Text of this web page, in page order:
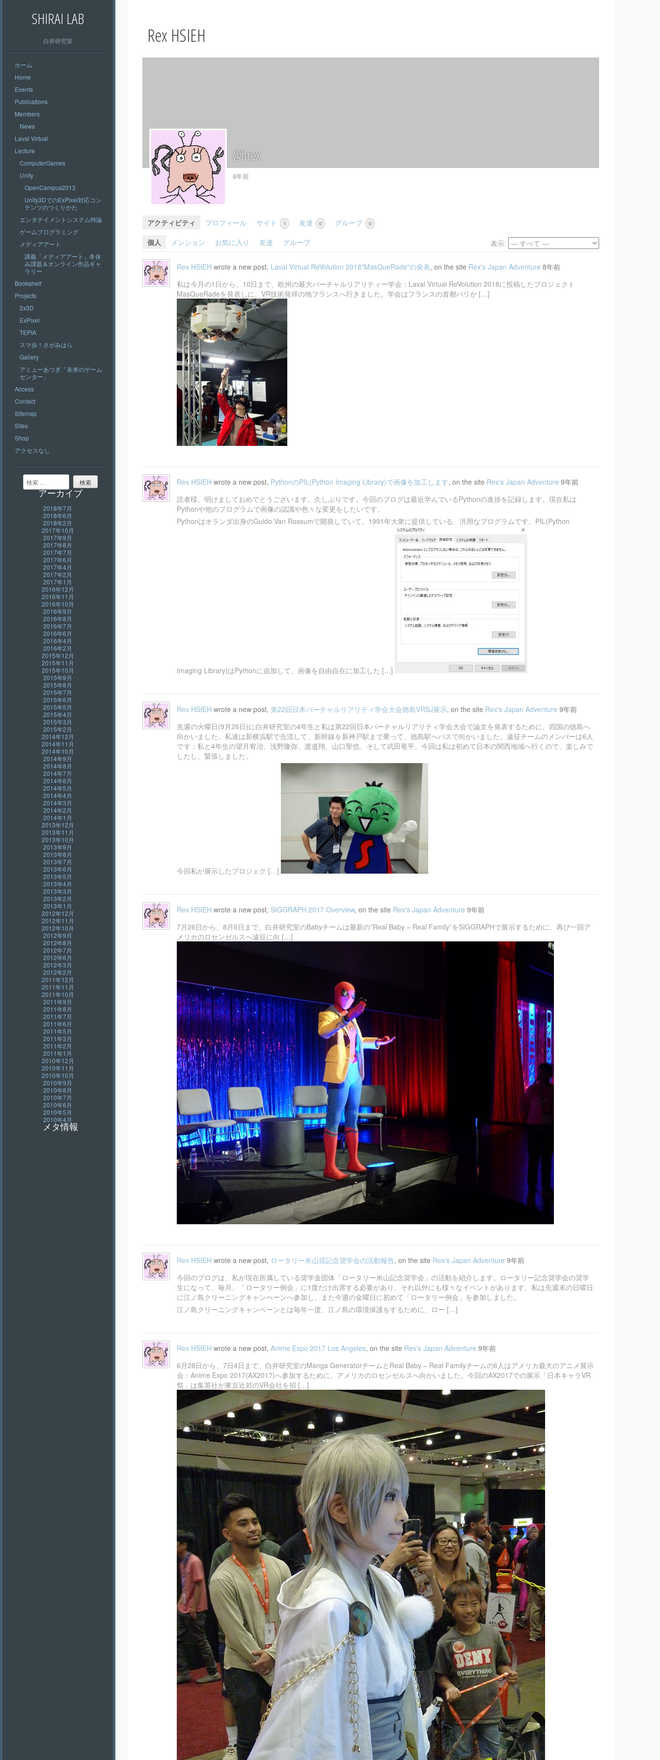
SHIRAI LAB
白井研究室
ホーム
Home
Events
Publications
Members
News
Laval Virtual
Lecture
ComputerGames
Unity
OpenCampus2013
Unity3DでのExPixel対応コン
テンツのつくりかた
エンタテイメントシステム特論
ゲームプログラミング
メディアアート
講義「メディアアート」冬休
み課題＆オンライン作品ギャ
ラリー
Bookshelf
Projects
2x3D
ExPixel
TEPIA
スマ歩！さがみはら
Gallery
アミューあつぎ「未来のゲーム
センター」
Access
Contact
Sitemap
Sites
Shop
アクセスなし
検索
アーカイブ
2018年7月
2018年6月
2018年2月
2017年10月
2017年9月
2017年8月
2017年7月
2017年6月
2017年4月
2017年2月
2017年1月
2016年12月
2016年11月
2016年10月
2016年9月
2016年8月
2016年7月
2016年6月
2016年4月
2016年2月
2015年12月
2015年11月
2015年10月
2015年9月
2015年8月
2015年7月
2015年6月
2015年5月
2015年4月
2015年3月
2015年2月
2014年12月
2014年11月
2014年10月
2014年9月
2014年8月
2014年7月
2014年6月
2014年5月
2014年4月
2014年3月
2014年2月
2014年1月
2013年12月
2013年11月
2013年10月
2013年9月
2013年8月
2013年7月
2013年6月
2013年5月
2013年4月
2013年3月
2013年2月
2013年1月
2012年12月
2012年11月
2012年10月
2012年9月
2012年8月
2012年7月
2012年6月
2012年3月
2012年2月
2011年12月
2011年11月
2011年10月
2011年9月
2011年8月
2011年7月
2011年6月
2011年5月
2011年3月
2011年2月
2011年1月
2010年12月
2010年11月
2010年10月
2010年9月
2010年8月
2010年7月
2010年6月
2010年5月
2010年4月
メタ情報
Rex HSIEH
@hrex
8年前
アクティビティ プロフィール サイト 1 友達 0 グループ 0
個人 メンション お気に入り 友達 グループ 表示:
Rex HSIEH wrote a new post, Laval Virtual ReVolution 2018"MasQueRade"の発表, on the site Rex's Japan Adventure 8年前
私は今月の1日から、10日まで、欧州の最大バーチャルリアリティー学会：Laval Virtual ReVolution 2018に投稿したプロジェクト
MasQueRadeを発表しに、VR技術発祥の地フランスへ行きました。学会はフランスの首都パリか […]
Rex HSIEH wrote a new post, PythonのPIL(Python Imaging Library)で画像を加工します, on the site Rex's Japan Adventure 9年前
読者様、明けましておめでとうございます。久しぶりです。今回のブログは最近学んでいるPythonの進捗を記録します。現在私は
Pythonや他のプログラムで画像の認識や色々な変更をしたいです。
Pythonはオランダ出身のGuido Van Rossumで開発していて、1991年大衆に提供している、汎用なプログラムです。PIL(Python
Imaging Library)はPythonに追加して、画像を自由自在に加工した […]
Rex HSIEH wrote a new post, 第22回日本バーチャルリアリティ学会大会徳島VRSJ展示, on the site Rex's Japan Adventure 9年前
先週の火曜日(9月26日)に白井研究室の4年生と私は第22回日本バーチャルリアリティ学会大会で論文を発表するために、四国の徳島へ
向かいました。私達は新横浜駅で合流して、新幹線を新神戸駅まで乗って、徳島駅へバスで向かいました。遠征チームのメンバーは6人
です：私と4年生の望月宥冶、浅野隆弥、渡邉翔、山口聖也、そして武田竜平。今回は私は初めて日本の関西地域へ行くので、楽しみで
したし、緊張しました。
今回私が展示したプロジェク […]
Rex HSIEH wrote a new post, SIGGRAPH 2017 Overview, on the site Rex's Japan Adventure 9年前
7月26日から、8月6日まで、白井研究室のBabyチームは最新の”Real Baby – Real Family”をSIGGRAPHで展示するために、再び一回ア
メリカのロセンゼルスへ遠征に向 […]
Rex HSIEH wrote a new post, ロータリー米山奨記念奨学会の活動報告, on the site Rex's Japan Adventure 9年前
今回のブログは、私が現在所属している奨学金団体「ロータリー米山記念奨学会」の活動を紹介します。ロータリー記念奨学会の奨学
生になって、毎月、「ロータリー例会」に1度だけ出席する必要があり、それ以外にも様々なイベントがあります。私は先週末の日曜日
に江ノ島クリーニングキャンぺーンへ参加し、また今週の金曜日に初めて「ロータリー例会」を参加しました。
江ノ島クリーニングキャンペーンとは毎年一度、江ノ島の環境保護をするために、ロー […]
Rex HSIEH wrote a new post, Anime Expo 2017 Los Angeles, on the site Rex's Japan Adventure 9年前
6月28日から、7日4日まで、白井研究室のManga GeneratorチームとReal Baby – Real Familyチームの6人はアメリカ最大のアニメ展示
会：Anime Expo 2017(AX2017)へ参加するために、アメリカのロセンゼルスへ向かいました。今回のAX2017での展示「日本キャラVR
祭」は集英社が東京近郊のVR会社を招 […]